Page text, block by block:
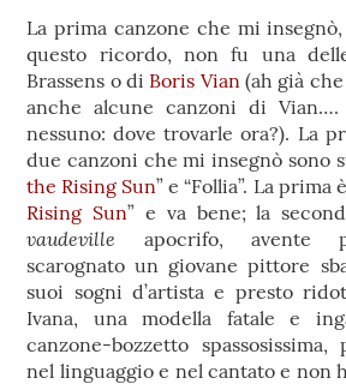
La prima canzone che mi insegnò,
questo ricordo, non fu una
Brassens o di Boris Vian(ah già
anche alcune canzoni di
nessuno: dove trovarle ora?). La
due canzoni che mi insegnò sono
the Rising Sun” e “Follia”. La prima
Rising Sun” e va bene; la
vaudeville apocrifo, avente
scarognato un giovane pittore
suoi sogni d’artista e presto
Ivana, una modella fatale e
canzone-bozzetto
nel linguaggio e nel cantato e non